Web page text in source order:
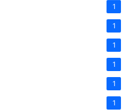
1
1
1
1
1
1